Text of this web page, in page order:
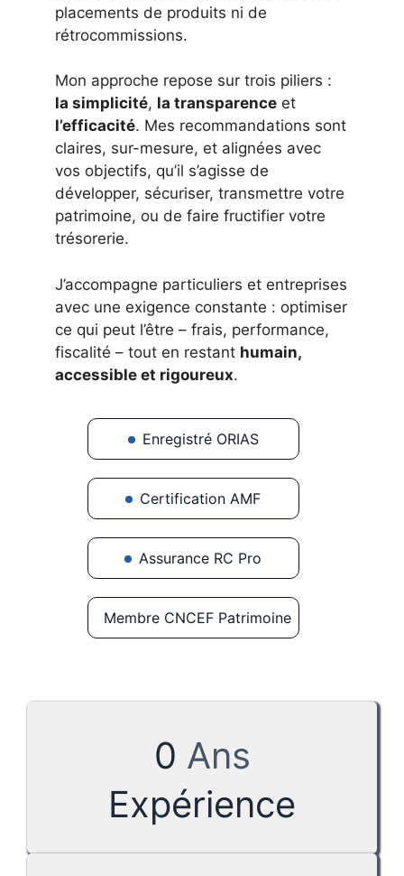
placements de produits ni de
rétrocommissions.
Mon approche repose sur trois piliers :
la simplicité, la transparence et
l’efficacité. Mes recommandations sont
claires, sur-mesure, et alignées avec
vos objectifs, qu’il s’agisse de
développer, sécuriser, transmettre votre
patrimoine, ou de faire fructifier votre
trésorerie.
J’accompagne particuliers et entreprises
avec une exigence constante : optimiser
ce qui peut l’être – frais, performance,
fiscalité – tout en restant humain,
accessible et rigoureux.
Enregistré ORIAS
Certification AMF
Assurance RC Pro
Membre CNCEF Patrimoine
0 Ans
Expérience